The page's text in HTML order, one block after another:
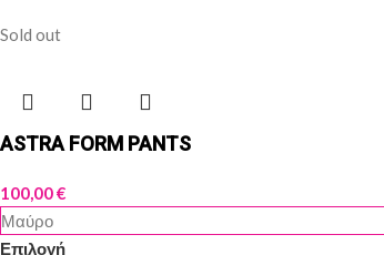
Sold out
ASTRA FORM PANTS
100,00€
Μαύρο
Επιλογή